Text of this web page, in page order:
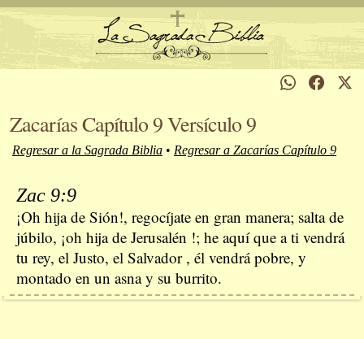
Zacarías Capítulo 9 Versículo 9
Regresar a la Sagrada Biblia • Regresar a Zacarías Capítulo 9
Zac 9:9
¡Oh hija de Sión!, regocíjate en gran manera; salta de
júbilo, ¡oh hija de Jerusalén !; he aquí que a ti vendrá
tu rey, el Justo, el Salvador , él vendrá pobre, y
montado en un asna y su burrito.